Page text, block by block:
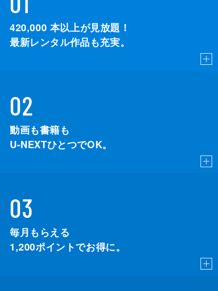
420,000 本以上が見放題！
最新レンタル作品も充実。
02
動画も書籍も
U-NEXTひとつでOK。
03
毎月もらえる
1,200ポイントでお得に。